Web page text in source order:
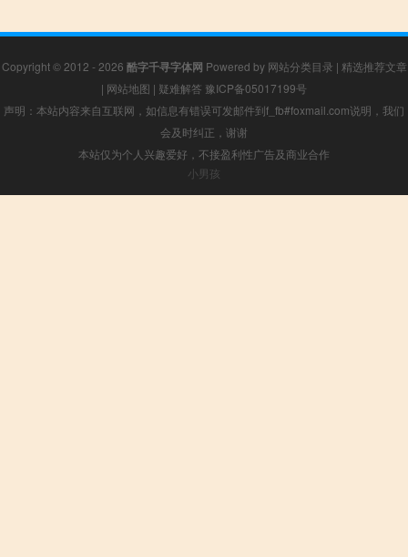
Copyright © 2012 - 2026 酷字千寻字体网 Powered by 网站分类目录 | 精选推荐文章
| 网站地图 | 疑难解答 豫ICP备05017199号
声明：本站内容来自互联网，如信息有错误可发邮件到f_fb#foxmail.com说明，我们
会及时纠正，谢谢
本站仅为个人兴趣爱好，不接盈利性广告及商业合作
小男孩